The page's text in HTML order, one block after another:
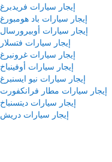
إيجار سيارات فريدبرغ
إيجار سيارات باد هومبورغ
إيجار سيارات أوبيرورسال
إيجار سيارات فتسلار
إيجار سيارات غرونبرغ
إيجار سيارات أوفينباخ
إيجار سيارات نيو ايسنبرغ
إيجار سيارات مطار فرانكفورت
إيجار سيارات ديتسنباخ
إيجار سيارات دريش